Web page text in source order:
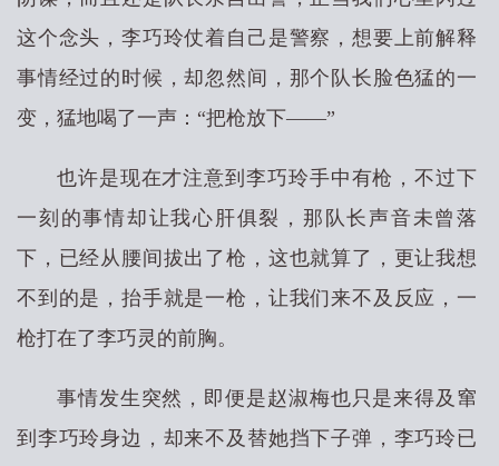
这个念头，李巧玲仗着自己是警察，想要上前解释
事情经过的时候，却忽然间，那个队长脸色猛的一
变，猛地喝了一声：“把枪放下——”
也许是现在才注意到李巧玲手中有枪，不过下
一刻的事情却让我心肝俱裂，那队长声音未曾落
下，已经从腰间拔出了枪，这也就算了，更让我想
不到的是，抬手就是一枪，让我们来不及反应，一
枪打在了李巧灵的前胸。
事情发生突然，即便是赵淑梅也只是来得及窜
到李巧玲身边，却来不及替她挡下子弹，李巧玲已